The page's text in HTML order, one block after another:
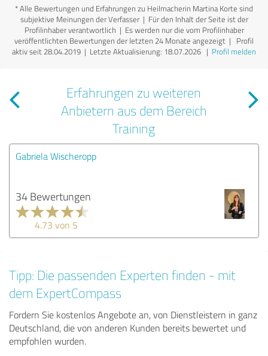
*Alle Bewertungen und Erfahrungen zu Heilmacherin Martina Korte sind
subjektive Meinungen der Verfasser | Für den Inhalt der Seite ist der
Profilinhaber verantwortlich | Es werden nur die vom Profilinhaber
veröffentlichten Bewertungen der letzten 24 Monate angezeigt | Profil
aktiv seit 28.04.2019 | Letzte Aktualisierung: 18.07.2026 | Profil melden
Erfahrungen zu weiteren
Anbietern aus dem Bereich
Training
Gabriela Wischeropp
34 Bewertungen
4.73 von 5
Tipp: Die passenden Experten finden - mit
dem ExpertCompass
Fordern Sie kostenlos Angebote an, von Dienstleistern in ganz
Deutschland, die von anderen Kunden bereits bewertet und
empfohlen wurden.